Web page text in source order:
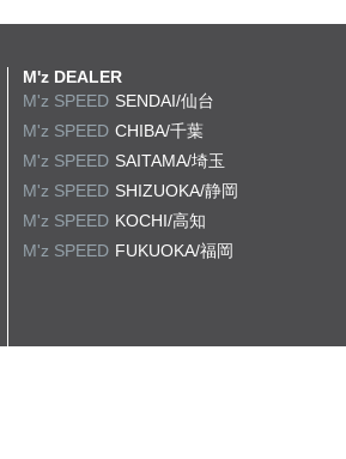
M'z DEALER
M'z SPEED SENDAI/仙台
M'z SPEED CHIBA/千葉
M'z SPEED SAITAMA/埼玉
M'z SPEED SHIZUOKA/静岡
M'z SPEED KOCHI/高知
M'z SPEED FUKUOKA/福岡